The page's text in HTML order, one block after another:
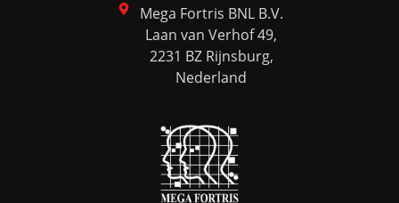
Mega Fortris BNL B.V.
Laan van Verhof 49,
2231 BZ Rijnsburg,
Nederland